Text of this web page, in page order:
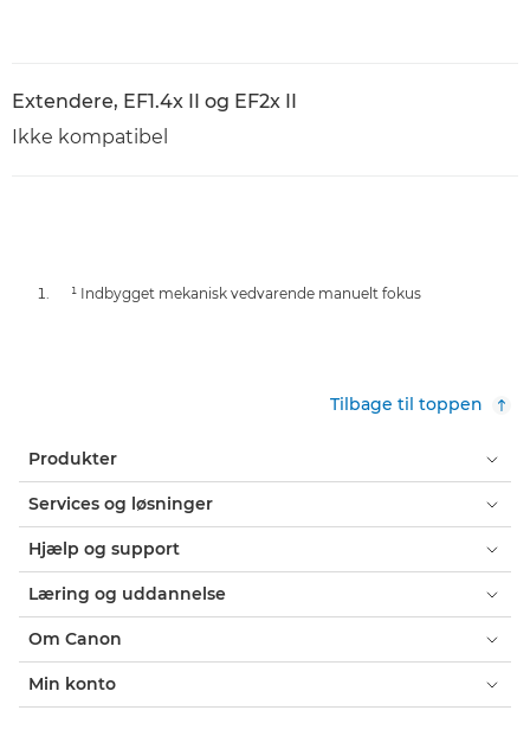
Extendere, EF1.4x II og EF2x II
Ikke kompatibel
¹ Indbygget mekanisk vedvarende manuelt fokus
Tilbage til toppen
Produkter
Services og løsninger
Hjælp og support
Læring og uddannelse
Om Canon
Min konto